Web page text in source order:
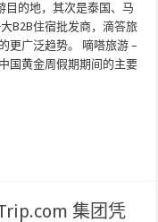
目的地，其次是泰国、马
B2B住宿批发商，滴答旅
更广泛趋势。 嘀嗒旅游 –
国黄金周假期期间的主要
集团凭